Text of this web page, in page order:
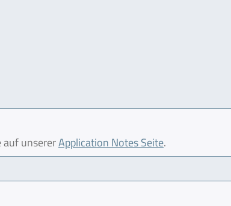
auf unsererApplication Notes Seite.